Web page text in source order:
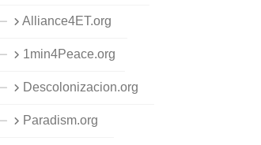
Alliance4ET.org
1min4Peace.org
Descolonizacion.org
Paradism.org